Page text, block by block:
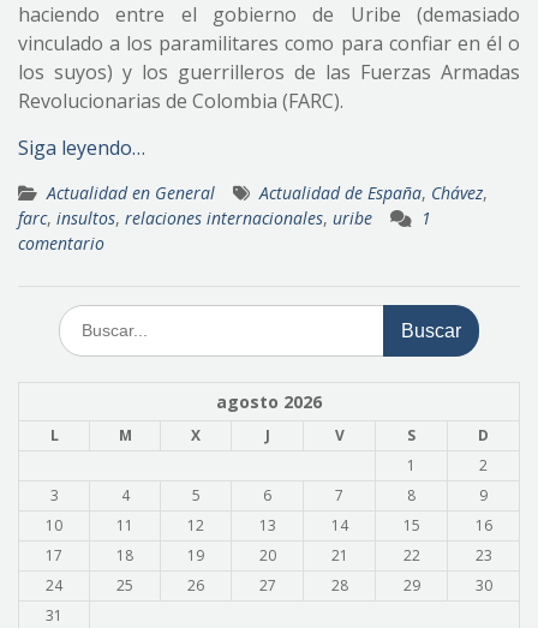
haciendo entre el gobierno de Uribe (demasiado
vinculado a los paramilitares como para confiar en él o
los suyos) y los guerrilleros de las Fuerzas Armadas
Revolucionarias de Colombia (FARC).
Siga leyendo…
Actualidad en General Actualidad de España, Chávez,
farc, insultos, relaciones internacionales, uribe
1
comentario
Buscar:
agosto 2026
L M X J V S
D
1
2
3
4 5 6 7 8
9
10
11 12 13 14 15
16
17
18 19 20 21 22
23
24
25 26 27 28 29
30
31